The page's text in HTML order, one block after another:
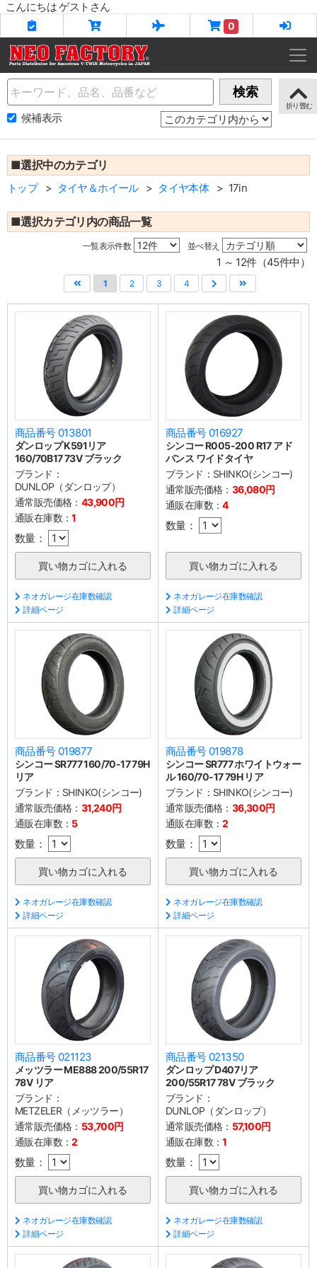
こんにちは ゲストさん
0
Name 検索
候補表示
■選択中のカテゴリ
トップ タイヤ＆ホイール タイヤ本体 17in
■選択カテゴリ内の商品一覧
一覧表示件数 並べ替え
1 ～ 12件（45件中）
1 2 3 4
商品番号 013801
ダンロップ K591リア
160/70B17 73V ブラック
ブランド：
DUNLOP（ダンロップ）
通常販売価格： 43,900円
通販在庫数：1
数量：
ネオガレージ在庫数確認
詳細ページ
商品番号 016927
シンコー R005-200 R17 アド
バンス ワイドタイヤ
ブランド： SHINKO(シンコー)
通常販売価格： 36,080円
通販在庫数：4
数量：
ネオガレージ在庫数確認
詳細ページ
商品番号 019877
シンコー SR777 160/70-17 79H
リア
ブランド： SHINKO(シンコー)
通常販売価格： 31,240円
通販在庫数： 5
数量：
ネオガレージ在庫数確認
詳細ページ
商品番号 019878
シンコー SR777 ホワイトウォー
ル 160/70-17 79H リア
ブランド： SHINKO(シンコー)
通常販売価格： 36,300円
通販在庫数：2
数量：
ネオガレージ在庫数確認
詳細ページ
商品番号 021123
メッツラー ME888 200/55R17
78V リア
ブランド：
METZELER（メッツラー）
通常販売価格： 53,700円
通販在庫数：2
数量：
ネオガレージ在庫数確認
詳細ページ
商品番号 021350
ダンロップ D407リア
200/55R17 78V ブラック
ブランド：
DUNLOP（ダンロップ）
通常販売価格： 57,100円
通販在庫数：1
数量：
ネオガレージ在庫数確認
詳細ページ